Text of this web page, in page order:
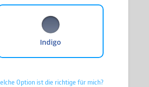
Indigo
Option ist die richtige für mich?